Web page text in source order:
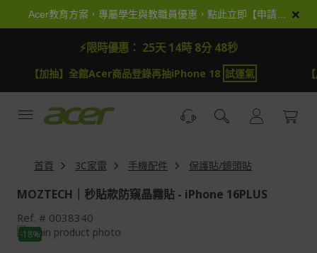
×
⚡限時優惠： 25天 14時 8分 46秒
【加抽】全館Acer商品登錄再抽iPhone 18 試運氣
首頁 3C家電 手機配件 保護貼/鏡頭貼
MOZTECH｜秒貼款防窺晶霧貼 - iPhone 16PLUS
Ref. 0038340
Skip
to
-18%
Skip